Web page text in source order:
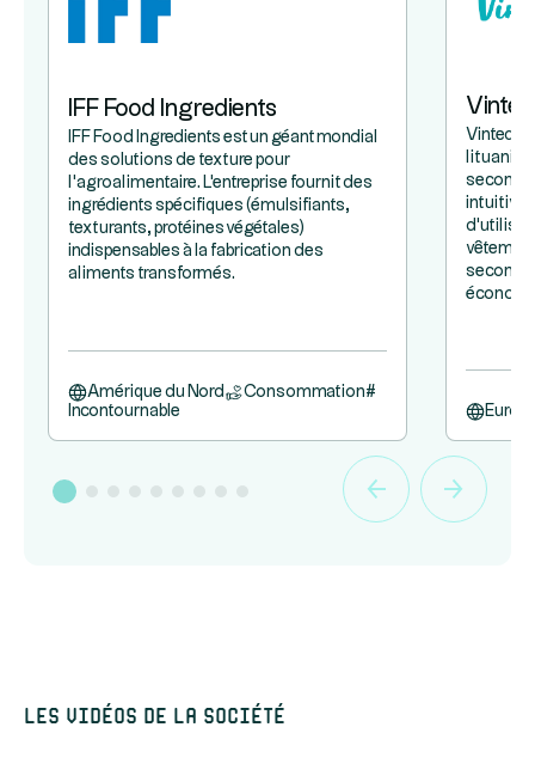
IFF Food Ingredients
IFF Food Ingredients est un géant mondial
des solutions de texture pour
l'agroalimentaire. L'entreprise fournit des
ingrédients spécifiques (émulsifiants,
texturants, protéines végétales)
indispensables à la fabrication des
aliments transformés.
Amérique du Nord Consommation#
Incontournable
Vinted
Vinted
seconde
intuitive,
seconde
Les vidéos de la société